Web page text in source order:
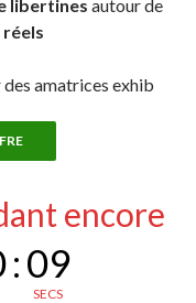
libertines autour de
réels
amatrices exhib
encore
:08
SECS